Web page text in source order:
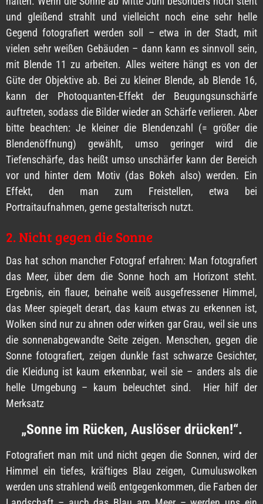
und gleißend strahlt und vielleicht noch eine sehr helle
Gegend fotografiert werden soll – etwa in der Stadt, mit
vielen sehr weißen Gebäuden – dann kann es sinnvoll sein,
mit Blende 11 zu arbeiten. Alles weitere hängt es von der
Güte der Objektive ab. Bei zu kleiner Blende, ab Blende 16,
kann der Photoquanten-Effekt der Beugungsunschärfe
auftreten, sodass die Bilder wieder an Schärfe verlieren. Aber
bitte beachten: Je kleiner die Blendenzahl (= größer die
Blendenöffnung) gewählt, umso geringer wird die
Tiefenschärfe, das heißt umso unschärfer kann der Bereich
vor und hinter dem Motiv (das Bokeh also) werden. Ein
Effekt, den man zum Freistellen, etwa bei
Portraitaufnahmen, gerne gestalterisch nutzt.
2. Nicht gegen die Sonne
Das hat schon mancher Fotograf erfahren: Man fotografiert
das Meer, über dem die Sonne hoch am Horizont steht.
Ergebnis, ein flauer, beinahe weiß ausgefressener Himmel,
das Meer spiegelt derart, das kaum etwas zu erkennen ist,
Wolken sind nur zu ahnen oder wirken gar Grau, weil sie uns
die sonnenabgewandte Seite zeigen. Menschen, gegen die
Sonne fotografiert, zeigen dunkle fast schwarze Gesichter,
die Kleidung ist kaum erkennbar, weil sie – anders als die
helle Umgebung – kaum beleuchtet sind. Hier hilf der
Merksatz
„Sonne im Rücken, Auslöser drücken!“.
Fotografiert man mit und nicht gegen die Sonnen, wird der
Himmel ein tiefes, kräftiges Blau zeigen, Cumuluswolken
werden uns strahlend weiß entgegenkommen, die Farben der